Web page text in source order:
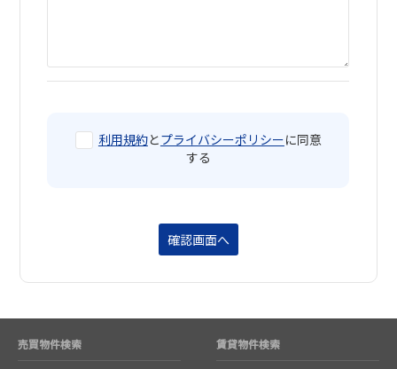
利用規約とプライバシーポリシーに同意
する
売買物件検索 賃貸物件検索